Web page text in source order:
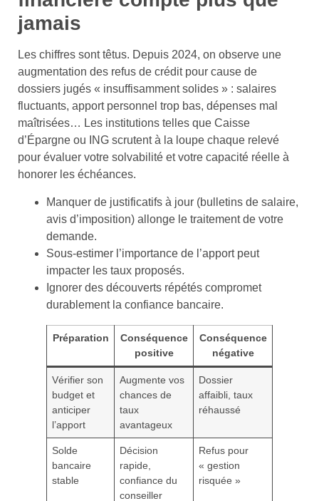
jamais
Les chiffres sont têtus. Depuis 2024, on observe une
augmentation des refus de crédit pour cause de
dossiers jugés « insuffisamment solides » : salaires
fluctuants, apport personnel trop bas, dépenses mal
maîtrisées… Les institutions telles que Caisse
d’Épargne ou ING scrutent à la loupe chaque relevé
pour évaluer votre solvabilité et votre capacité réelle à
honorer les échéances.
Manquer de justificatifs à jour (bulletins de salaire,
avis d’imposition) allonge le traitement de votre
demande.
Sous-estimer l’importance de l’apport peut
impacter les taux proposés.
Ignorer des découverts répétés compromet
durablement la confiance bancaire.
Préparation
Conséquence
positive
Conséquence
négative
Vérifier son
budget et
anticiper
l’apport
Augmente vos
chances de
taux
avantageux
Dossier
affaibli, taux
réhaussé
Solde
bancaire
stable
Décision
rapide,
confiance du
conseiller
Refus pour
« gestion
risquée »